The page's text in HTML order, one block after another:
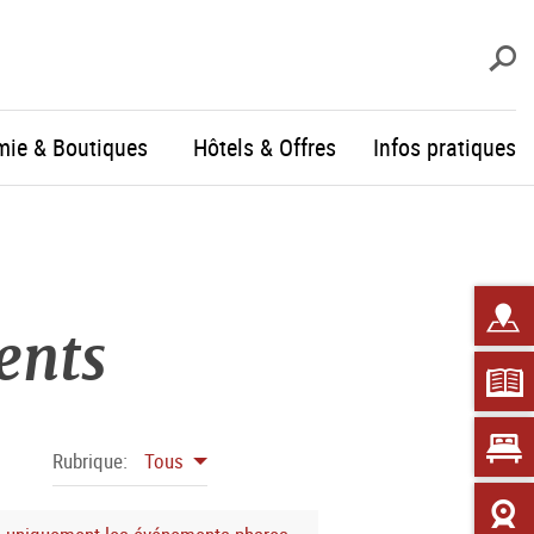
& Boutiques Hôtels & Offres Infos pratiques
Rubrique: Tous